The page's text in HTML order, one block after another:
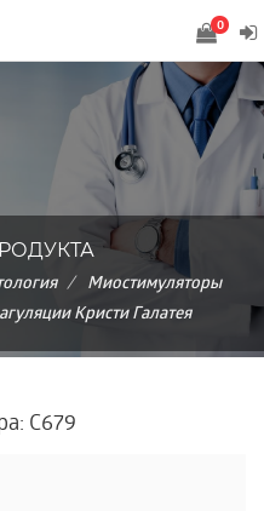
0
Миостимуляторы
Кристи Галатея
C679